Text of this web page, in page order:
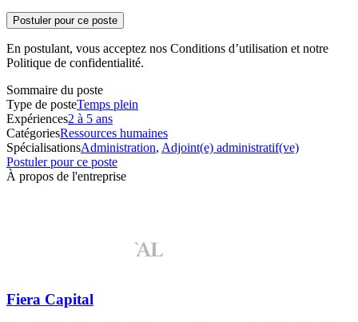
Postuler pour ce poste
En postulant, vous acceptez nos Conditions d’utilisation et notre
Politique de confidentialité.
Sommaire du poste
Type de posteTemps plein
Expériences2 à 5 ans
CatégoriesRessources humaines
SpécialisationsAdministration, Adjoint(e) administratif(ve)
Postuler pour ce poste
À propos de l'entreprise
Fiera Capital